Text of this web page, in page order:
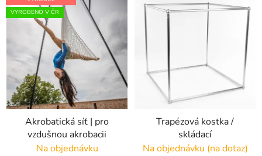
r
o
d
u
k
t
ů
ý
p
i
p
r
o
d
VYROBENO V ČR
Akrobatická síť | pro
vzdušnou akrobacii
Na objednávku
Trapézová kostka /
skládací
Na objednávku (na dotaz)